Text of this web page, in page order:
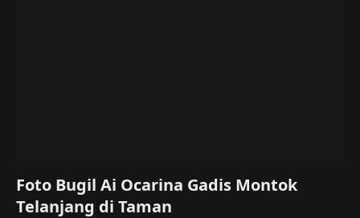
Foto Bugil Ai Ocarina Gadis Montok
Telanjang di Taman